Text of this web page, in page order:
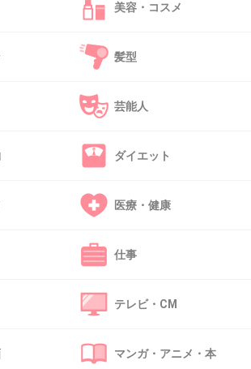
離婚するとかかわいそすぎる
+57
うが知名度あるからテレビ局や
奈よりの旦那の浮気だと。こい
ンと良い仲やん！レゲエ界では
歳くらいでしょ
美容・コスメ
髪型
芸能人
ダイエット
医療・健康
仕事
テレビ・CM
マンガ・アニメ・本